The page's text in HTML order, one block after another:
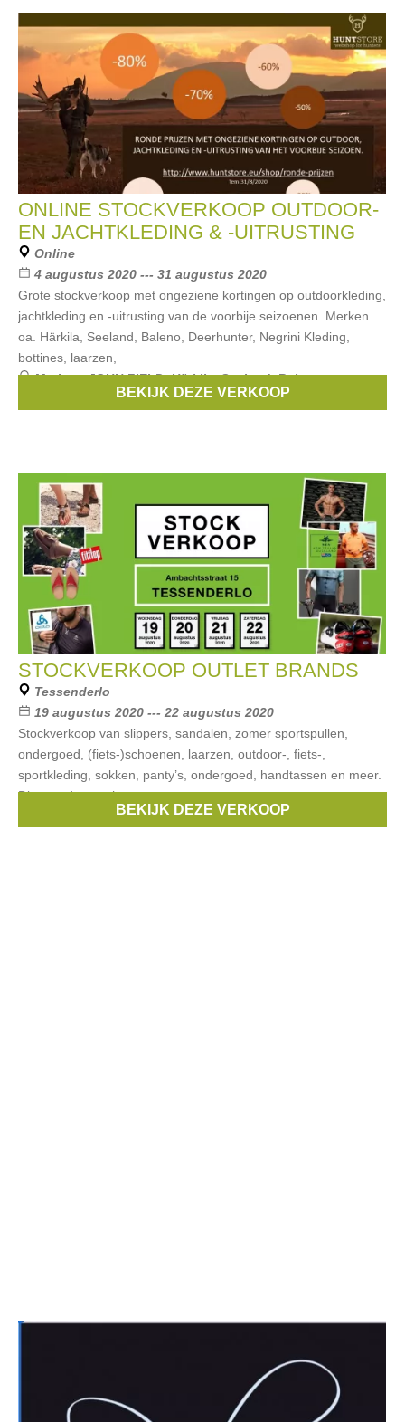
ONLINE STOCKVERKOOP OUTDOOR-
EN JACHTKLEDING & -UITRUSTING
Online
4 augustus 2020 --- 31 augustus 2020
Grote stockverkoop met ongeziene kortingen op outdoorkleding,
jachtkleding en -uitrusting van de voorbije seizoenen. Merken
oa. Härkila, Seeland, Baleno, Deerhunter, Negrini Kleding,
bottines, laarzen,
Merken:JOHN FIELD,Härkila,Seeland,Baleno,
BEKIJK DEZE VERKOOP
STOCKVERKOOP OUTLET BRANDS
Tessenderlo
19 augustus 2020 --- 22 augustus 2020
Stockverkoop van slippers, sandalen, zomer sportspullen,
ondergoed, (fiets-)schoenen, laarzen, outdoor-, fiets-,
sportkleding, sokken, panty’s, ondergoed, handtassen en meer.
Dit voor dames, heren
Dockers,REEF,NZA, Buffalo,FitFlop
BEKIJK DEZE VERKOOP